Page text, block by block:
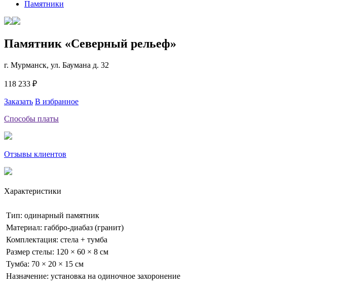
Памятники
Памятник «Северный рельеф»
г. Мурманск, ул. Баумана д. 32
118 233 ₽
Заказать В избранное
Способы платы
Отзывы клиентов
Характеристики
Тип: одинарный памятник
Материал: габбро-диабаз (гранит)
Комплектация: стела + тумба
Размер стелы: 120 × 60 × 8 см
Тумба: 70 × 20 × 15 см
Назначение: установка на одиночное захоронение